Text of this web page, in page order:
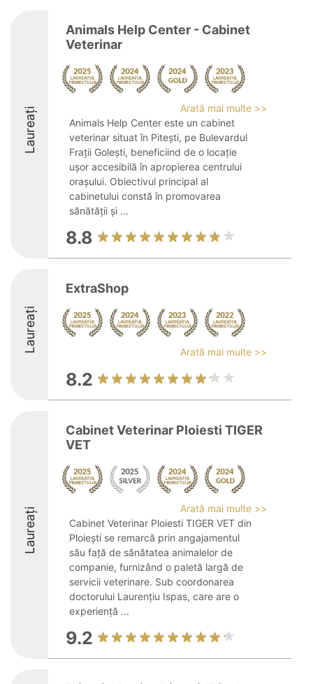
Laureați
Animals Help Center - Cabinet
Veterinar
Arată mai multe >>
Animals Help Center este un cabinet
veterinar situat în Pitești, pe Bulevardul
Frații Golești, beneficiind de o locație
ușor accesibilă în apropierea centrului
orașului. Obiectivul principal al
cabinetului constă în promovarea
sănătății și ...
8.8
Laureați
ExtraShop
Arată mai multe >>
8.2
Laureați
Cabinet Veterinar Ploiesti TIGER
VET
Arată mai multe >>
Cabinet Veterinar Ploiesti TIGER VET din
Ploiești se remarcă prin angajamentul
său față de sănătatea animalelor de
companie, furnizând o paletă largă de
servicii veterinare. Sub coordonarea
doctorului Laurențiu Ispas, care are o
experiență ...
9.2